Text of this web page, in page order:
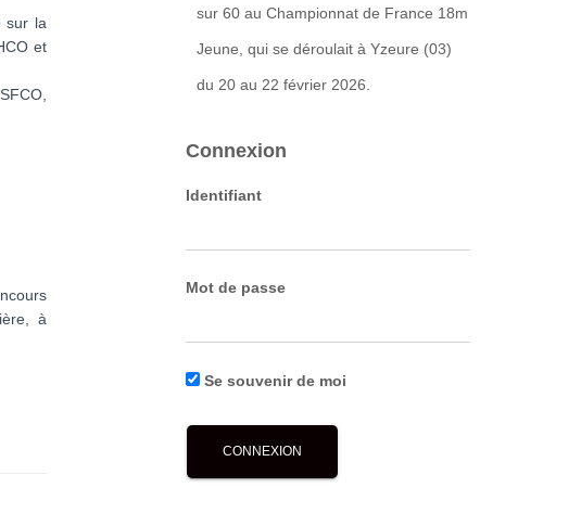
sur la
et
à
sur 60 au Championnat de France 18m
Jeune, qui se déroulait à Yzeure (03)
du 20 au 22 février 2026.
Connexion
Identifiant
Mot de passe
Se souvenir de moi